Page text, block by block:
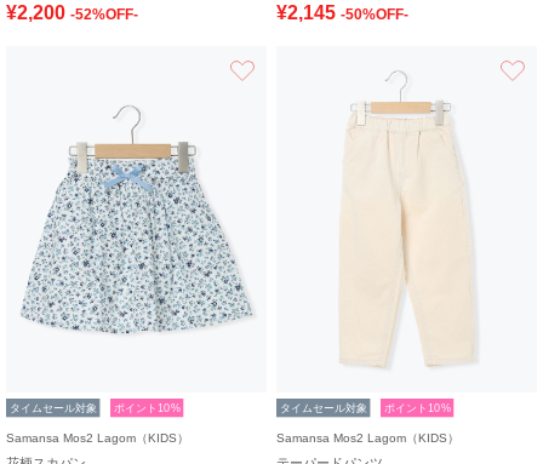
¥2,200 -52%OFF- ¥2,145 -50%OFF-
タイムセール対象 ポイント10%
Samansa Mos2 Lagom（KIDS）
タイムセール対象 ポイント10%
Samansa Mos2 Lagom（KIDS）